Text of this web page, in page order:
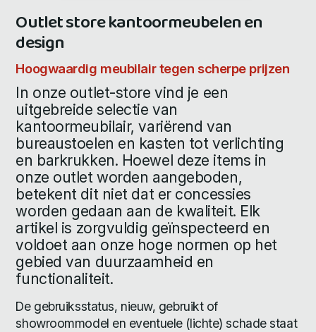
Outlet store kantoormeubelen en
design
Hoogwaardig meubilair tegen scherpe prijzen
In onze outlet-store vind je een
uitgebreide selectie van
kantoormeubilair, variërend van
bureaustoelen en kasten tot verlichting
en barkrukken. Hoewel deze items in
onze outlet worden aangeboden,
betekent dit niet dat er concessies
worden gedaan aan de kwaliteit. Elk
artikel is zorgvuldig geïnspecteerd en
voldoet aan onze hoge normen op het
gebied van duurzaamheid en
functionaliteit.
De gebruiksstatus, nieuw, gebruikt of
showroommodel en eventuele (lichte) schade staat